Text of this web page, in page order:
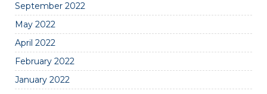
September 2022
May 2022
April 2022
February 2022
January 2022